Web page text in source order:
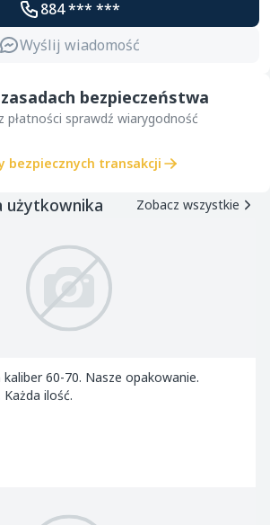
884 *** ***
Wyślij wiadomość
bezpieczeństwa
płatności sprawdź wiarygodność
bezpiecznych transakcji
użytkownika Zobacz wszystkie
60-70. Nasze opakowanie.
ilość.